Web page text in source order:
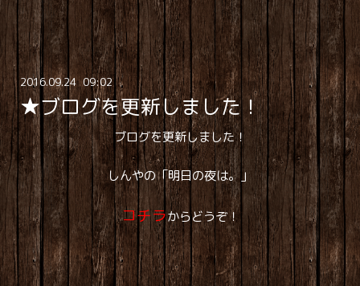
2016.09.24 09:02
★ブログを更新しました！
ブログを更新しました！
しんやの「明日の夜は。」
コチラからどうぞ！